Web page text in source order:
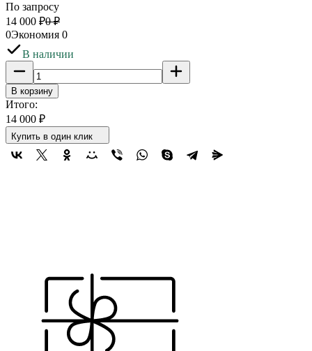
По запросу
14 000 ₽0 ₽
0Экономия 0
В наличии
В корзину
Итого:
14 000 ₽
Купить в один клик